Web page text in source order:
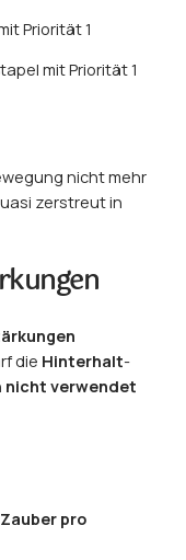
Priorität 1
mit Priorität 1
nicht mehr
zerstreut in
die Hinterhalt-
nicht verwendet
Zauber pro